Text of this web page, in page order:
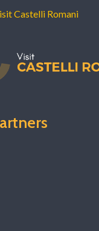
Castelli Romani